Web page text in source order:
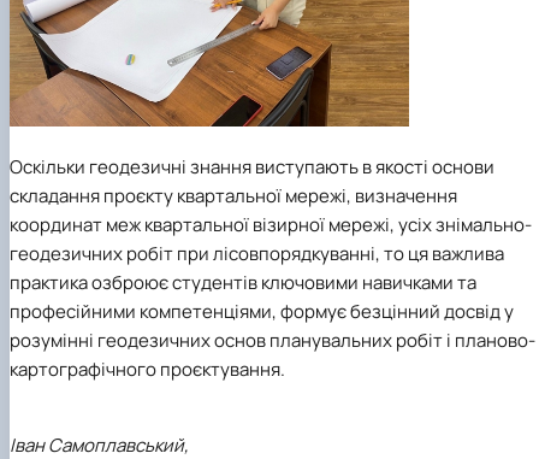
Оскільки геодезичні знання виступають в якості основи
складання проєкту квартальної мережі, визначення
координат меж квартальної візирної мережі, усіх знімально-
геодезичних робіт при лісовпорядкуванні, то ця важлива
практика озброює студентів ключовими навичками та
професійними компетенціями, формує безцінний досвід у
розумінні геодезичних основ планувальних робіт і планово-
картографічного проєктування.
Іван Самоплавський,